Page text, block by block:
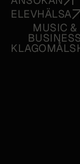
ELEVHÄLSA
MUSIC &